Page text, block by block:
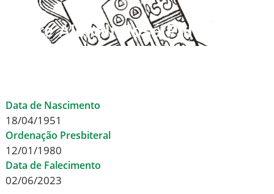
Padre Alcimir José Pillotto
Data de Nascimento
18/04/1951
Ordenação Presbiteral
12/01/1980
Data de Falecimento
02/06/2023